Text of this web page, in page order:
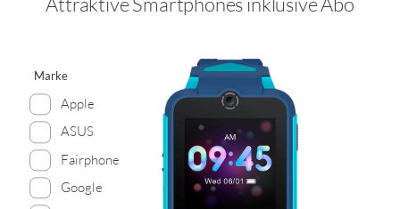
Marke
Apple
ASUS
Fairphone
Google